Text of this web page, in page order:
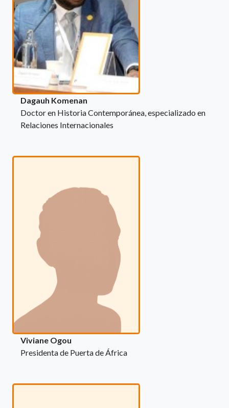
Dagauh Komenan
Doctor en Historia Contemporánea, especializado en
Relaciones Internacionales
Viviane Ogou
Presidenta de Puerta de África